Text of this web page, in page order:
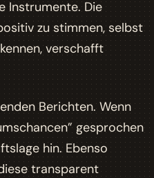
Instrumente. Die
zu stimmen, selbst
verschafft
Berichten. Wenn
gesprochen
hin. Ebenso
transparent